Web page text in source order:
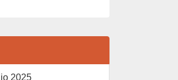
2025